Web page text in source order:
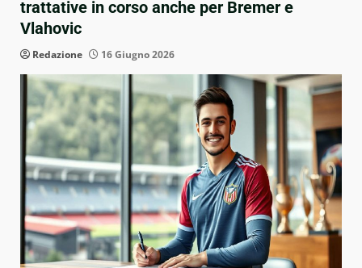
trattative in corso anche per Bremer e
Vlahovic
Redazione 16 Giugno 2026